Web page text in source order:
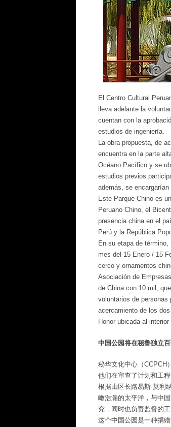
El Centro Cultural
lleva adelante la
cuentan con la
estudios de ingeniería.
La obra propuesta, de
encuentra en la parte
Océano Pacífico y se
estudios previos
además, se
Este Parque Chino es
Peruano Chino, el
presencia china en el
Perú y la República
En su etapa de
mes del 15 Enero / 15
cerco y ornamentos
Asociación de
de China con 10 mil,
voluntarios de personas
acercamiento de los
Honor ubicada al
中国公园将在秘鲁独立
秘华文化中心（CCPCH
他们在审查了计划和工
根据由区长路易斯·莫利
瞰浩瀚的太平洋，与中
究，同时也负责监督的工
这个中国公园是一种捐